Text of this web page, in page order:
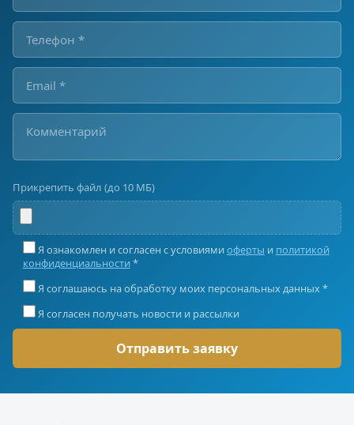
Прикрепить файл (до 10 МБ)
Я ознакомлен и согласен с условиями оферты и политикой
конфиденциальности *
Я соглашаюсь на обработку моих персональных данных *
Я согласен получать новости и рассылки